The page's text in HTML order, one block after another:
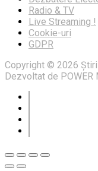
Radio & TV
Live Streaming !
Cookie-uri
GDPR
Copyright © 2026
Dezvoltat de POWER